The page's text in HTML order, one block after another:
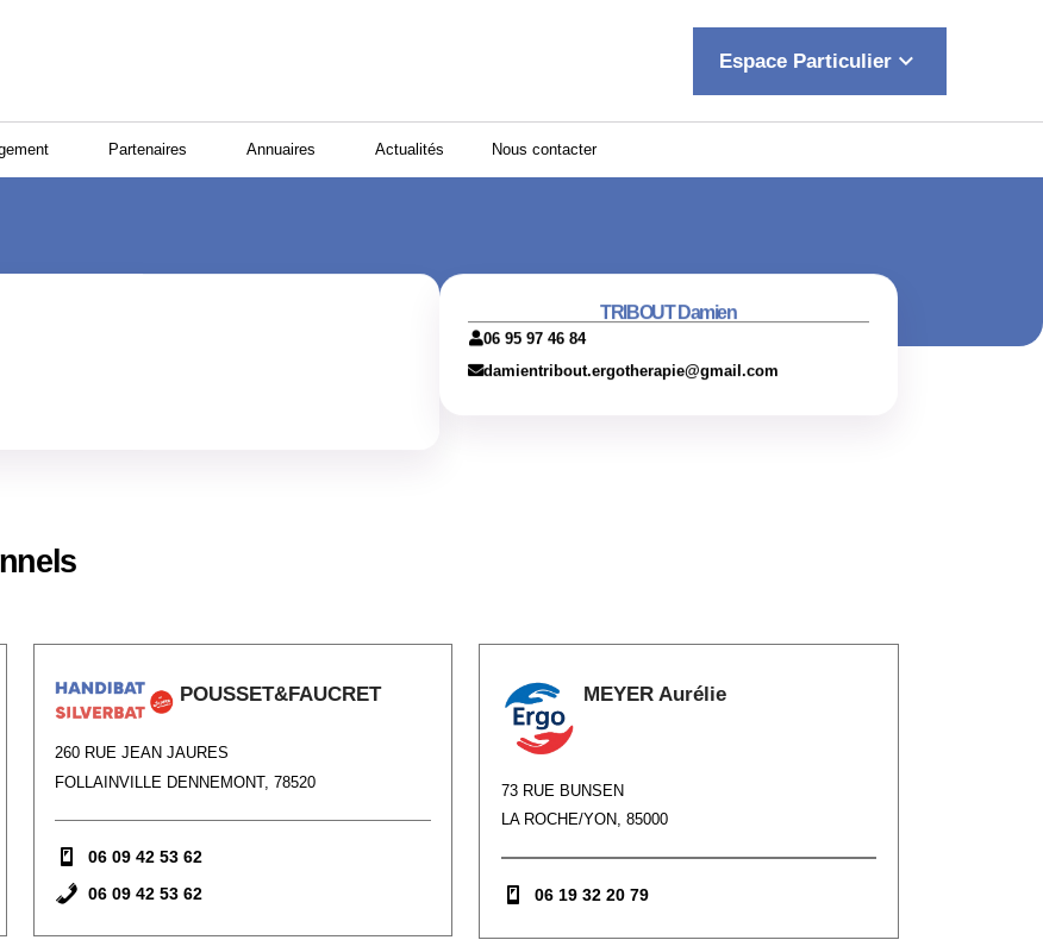
Espace Particulier keyboard_arrow_down
Partenaires Annuaires Actualités Nous contacter
TRIBOUT Damien
06 95 97 46 84
damientribout.ergotherapie@gmail.com
POUSSET&FAUCRET
260 RUE JEAN JAURES
FOLLAINVILLE DENNEMONT, 78520
06 09 42 53 62
06 09 42 53 62
MEYER Aurélie
73 RUE BUNSEN
LA ROCHE/YON, 85000
06 19 32 20 79